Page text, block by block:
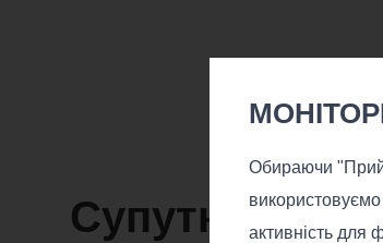
Супутні
Обираючи
активність для